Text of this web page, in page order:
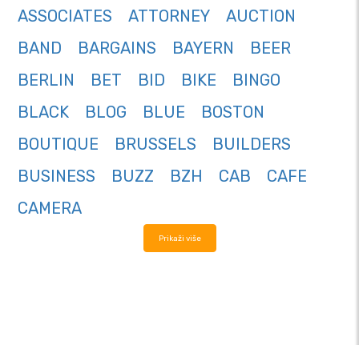
ASSOCIATES
ATTORNEY
AUCTION
BAND
BARGAINS BAYERN
BEER
BERLIN
BET BID BIKE
BINGO
BLACK
BLOG BLUE
BOSTON
BOUTIQUE
BRUSSELS
BUILDERS
BUSINESS
BUZZ BZH CAB
CAFE
CAMERA
Prikaži više